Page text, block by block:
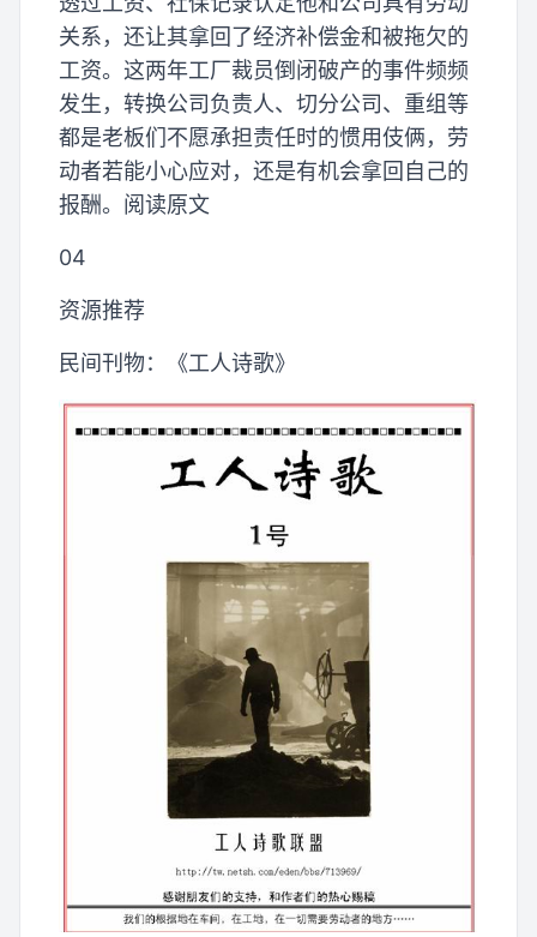
关系，还让其拿回了经济补偿金和被拖欠的
工资。这两年工厂裁员倒闭破产的事件频频
发生，转换公司负责人、切分公司、重组等
都是老板们不愿承担责任时的惯用伎俩，劳
动者若能小心应对，还是有机会拿回自己的
报酬。阅读原文
04
资源推荐
民间刊物：《工人诗歌》